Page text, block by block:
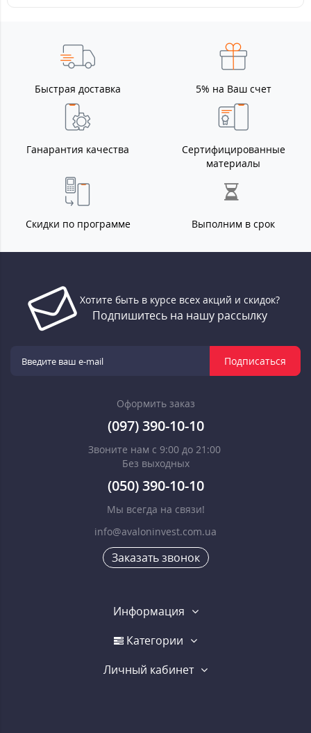
Быстрая доставка 5% на Ваш счет
Ганарантия качества
Сертифицированные
материалы
Скидки по программе Выполним в срок
Хотите быть в курсе всех акций и скидок?
Подпишитесь на нашу рассылку
Подписаться
Оформить заказ
(097) 390-10-10
Звоните нам с 9:00 до 21:00
Без выходных
(050) 390-10-10
Мы всегда на связи!
info@avaloninvest.com.ua
Заказать звонок
Информация
Категории
Личный кабинет